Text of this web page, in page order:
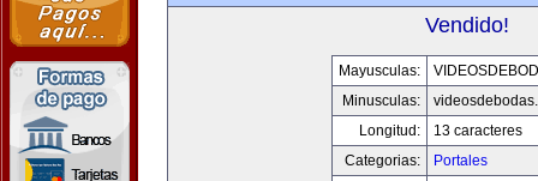
Vendido!
Mayusculas:
Minusculas:
Longitud:
13 caracteres
Categorias:
Portales